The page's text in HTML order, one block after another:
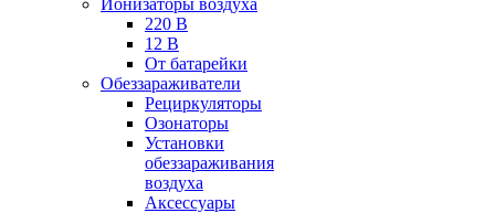
Ионизаторы воздуха
220 В
12 В
От батарейки
Обеззараживатели
Рециркуляторы
Озонаторы
Установки
обеззараживания
воздуха
Аксессуары